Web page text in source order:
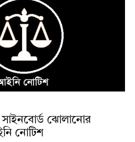
সাইনবোর্ড ঝোলানোর
নোটিশ